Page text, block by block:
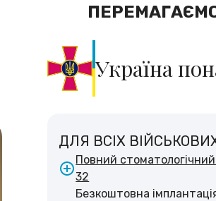
Україна
ДЛЯ ВСІХ
Повний
32
Безкоштовна